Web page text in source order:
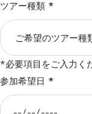
ツアー種類 *
*必要項目をご入力く
参加希望日 *